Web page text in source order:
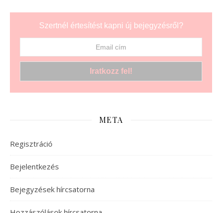
Szertnél értesítést kapni új bejegyzésről?
META
Regisztráció
Bejelentkezés
Bejegyzések hírcsatorna